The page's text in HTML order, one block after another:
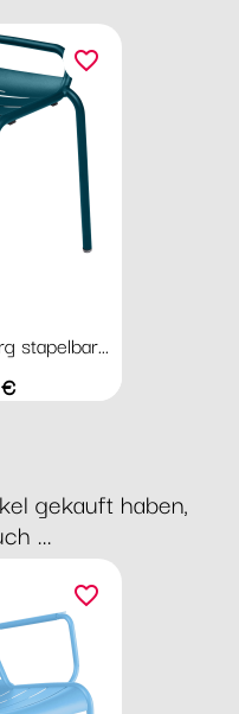
stapelbar...
favorite_border
gekauft haben,
...
favorite_border